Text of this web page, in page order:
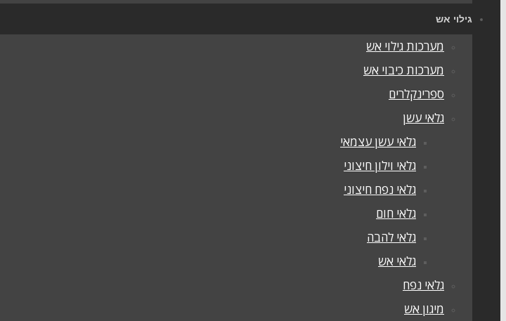
גילוי אש
מערכות גילוי אש
מערכות כיבוי אש
ספרינקלרים
גלאי עשן
גלאי עשן עצמאי
גלאי וילון חיצוני
גלאי נפח חיצוני
גלאי חום
גלאי להבה
גלאי אש
גלאי נפח
מיגון אש